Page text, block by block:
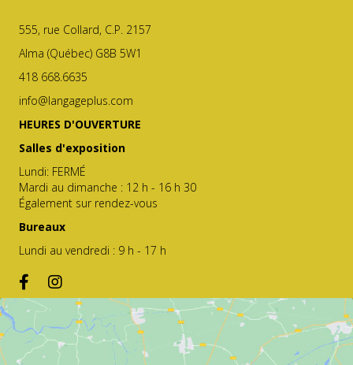
555, rue Collard, C.P. 2157
Alma (Québec) G8B 5W1
418 668.6635
info@langageplus.com
HEURES D'OUVERTURE
Salles d'exposition
Lundi: FERMÉ
Mardi au dimanche : 12 h - 16 h 30
Également sur rendez-vous
Bureaux
Lundi au vendredi : 9 h - 17 h